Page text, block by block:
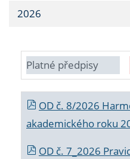
2026
Platné předpisy
OD č. 8/2026
akademického roku
OD č. 7_2026